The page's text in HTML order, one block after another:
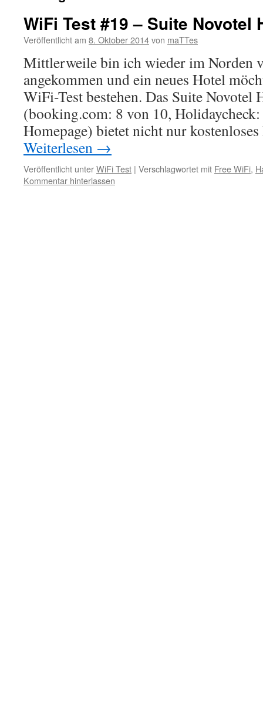
WiFi Test #19 – Suite Novotel
Veröffentlicht am 8. Oktober 2014von maTTes
Mittlerweile bin ich wieder im Norden
angekommen und ein neues Hotel
WiFi-Test bestehen. Das Suite Novotel
(booking.com: 8 von 10,
Homepage) bietet nicht nur
Weiterlesen →
Veröffentlicht unterWiFi Test | Verschlagwortet mit Free WiFi,
Kommentar hinterlassen